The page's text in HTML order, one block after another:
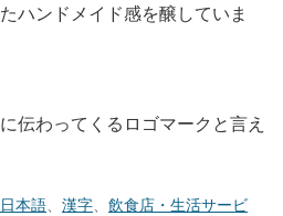
ハンドメイド感を醸していま
伝わってくるロゴマークと言え
日本語 漢字
飲食店・生活サービ